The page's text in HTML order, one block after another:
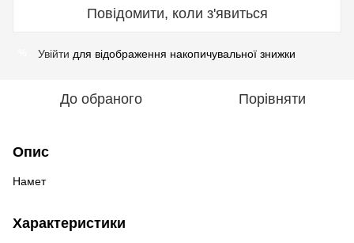
Повідомити, коли з'явиться
Увійти для відображення накопичувальної знижки
До обраного Порівняти
Опис
Намет
Характеристики